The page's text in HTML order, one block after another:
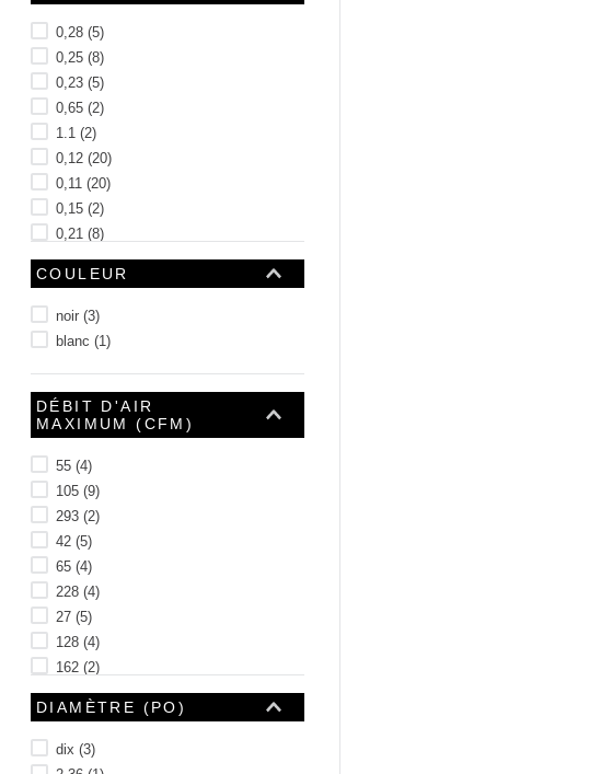
0,28 (5)
0,25 (8)
0,23 (5)
0,65 (2)
1.1 (2)
0,12 (20)
0,11 (20)
0,15 (2)
0,21 (8)
0,22 (4)
Voir 23 plus
COULEUR
noir (3)
blanc (1)
DÉBIT D'AIR
MAXIMUM (CFM)
55 (4)
105 (9)
293 (2)
42 (5)
65 (4)
228 (4)
27 (5)
128 (4)
162 (2)
99 (4)
Voir 45 plus
DIAMÈTRE (PO)
dix (3)